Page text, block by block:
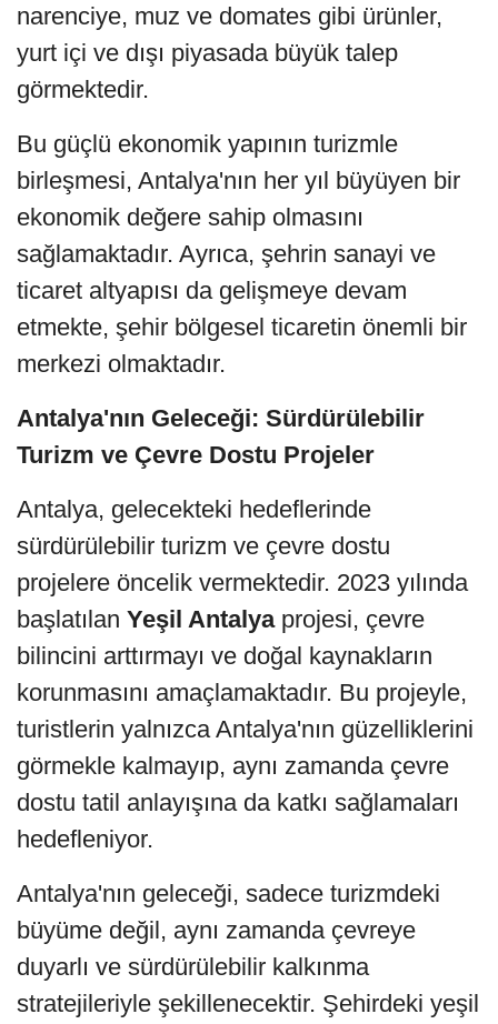
narenciye, muz ve domates gibi ürünler,
yurt içi ve dışı piyasada büyük talep
görmektedir.
Bu güçlü ekonomik yapının turizmle
birleşmesi, Antalya'nın her yıl büyüyen bir
ekonomik değere sahip olmasını
sağlamaktadır. Ayrıca, şehrin sanayi ve
ticaret altyapısı da gelişmeye devam
etmekte, şehir bölgesel ticaretin önemli bir
merkezi olmaktadır.
Antalya'nın Geleceği: Sürdürülebilir
Turizm ve Çevre Dostu Projeler
Antalya, gelecekteki hedeflerinde
sürdürülebilir turizm ve çevre dostu
projelere öncelik vermektedir. 2023 yılında
başlatılan Yeşil Antalyaprojesi, çevre
bilincini arttırmayı ve doğal kaynakların
korunmasını amaçlamaktadır. Bu projeyle,
turistlerin yalnızca Antalya'nın güzelliklerini
görmekle kalmayıp, aynı zamanda çevre
dostu tatil anlayışına da katkı sağlamaları
hedefleniyor.
Antalya'nın geleceği, sadece turizmdeki
büyüme değil, aynı zamanda çevreye
duyarlı ve sürdürülebilir kalkınma
stratejileriyle şekillenecektir. Şehirdeki yeşil